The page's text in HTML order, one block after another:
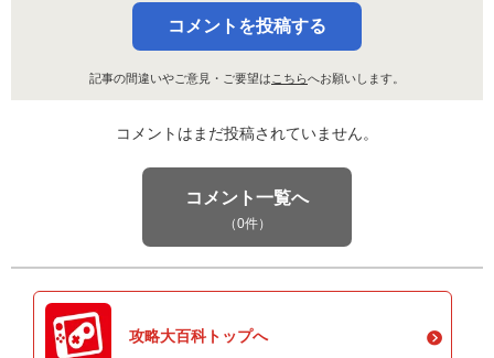
コメントを投稿する
記事の間違いやご意見・ご要望は こちらへお願いします。
コメントはまだ投稿されていません。
コメント一覧へ
（0件）
攻略大百科トップへ